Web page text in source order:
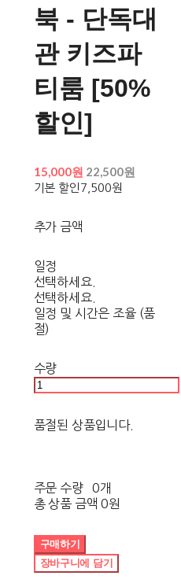
북 - 단독대
관 키즈파
티룸 [50%
할인]
15,000원 22,500원
기본 할인 7,500원
추가 금액
일정
선택하세요.
선택하세요.
일정 및 시간은 조율 (품
절)
수량
품절된 상품입니다.
주문 수량
0개
총 상품 금액 0원
구매하기
장바구니에 담기